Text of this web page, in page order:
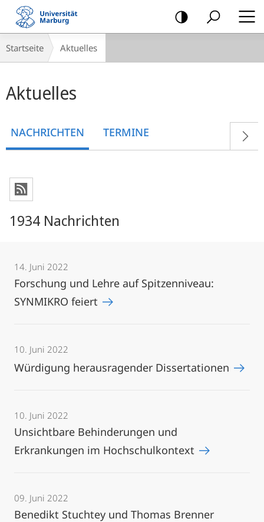
Mobile-
Navigation
Breadcrumb-
Navigation
Startseite Aktuelles
Aktuelles
NACHRICHTEN TERMINE
1934 Nachrichten
14. Juni 2022
Forschung und Lehre auf Spitzenniveau:
SYNMIKRO feiert
10. Juni 2022
Würdigung herausragender Dissertationen
10. Juni 2022
Unsichtbare Behinderungen und
Erkrankungen im Hochschulkontext
09. Juni 2022
Benedikt Stuchtey und Thomas Brenner